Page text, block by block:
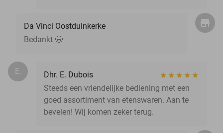
Da Vinci Oostduinkerke
Bedankt 🤩
E.
Dhr. E. Dubois
Steeds een vriendelijke bediening met een
goed assortiment van etenswaren. Aan te
bevelen! Wij komen zeker terug.